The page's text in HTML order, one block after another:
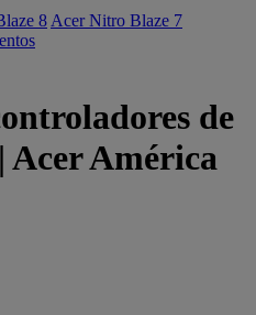
8 Acer Nitro Blaze 7
de
Acer América